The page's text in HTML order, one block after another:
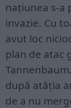
națiunea s-a
invazie. Cu
avut loc
plan de atac
după atâția
de a nu